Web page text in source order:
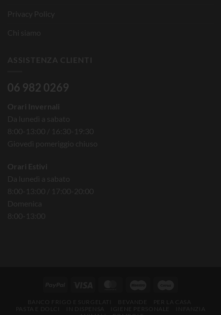
Privacy Policy
Chi siamo
ASSISTENZA CLIENTI
06 982 0269
Orari Invernali
Da lunedì a sabato
8:00-13:00 / 16:30-19:30
Giovedì pomeriggio chiuso
Orari Estivi
Da lunedì a sabato
8:00-13:00 / 17:00-20:00
Domenica
8:00-13:00